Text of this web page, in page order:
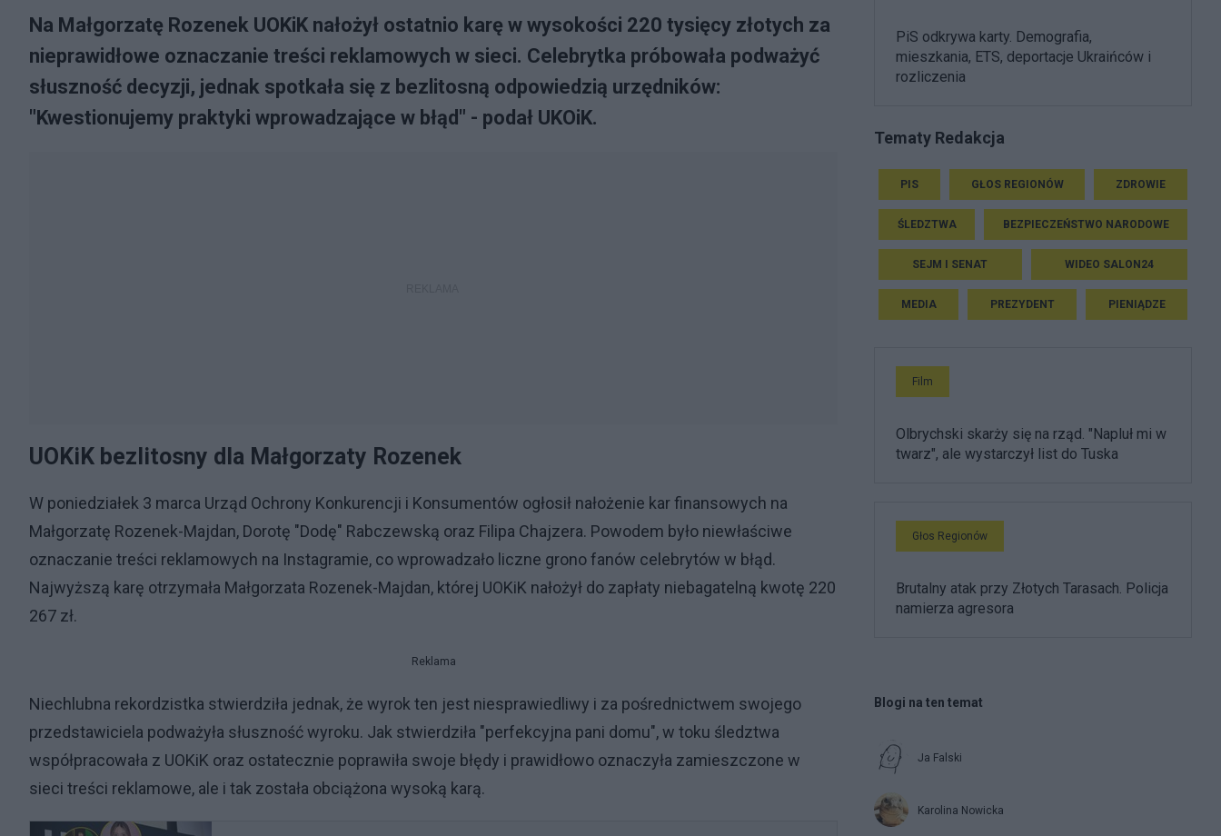
Na Małgorzatę Rozenek UOKiK nałożył ostatnio karę w wysokości 220 tysięcy złotych za
nieprawidłowe oznaczanie treści reklamowych w sieci. Celebrytka próbowała podważyć
słuszność decyzji, jednak spotkała się z bezlitosną odpowiedzią urzędników:
"Kwestionujemy praktyki wprowadzające w błąd" - podał UKOiK.
UOKiK bezlitosny dla Małgorzaty Rozenek
W poniedziałek 3 marca Urząd Ochrony Konkurencji i Konsumentów ogłosił nałożenie kar finansowych na
Małgorzatę Rozenek-Majdan, Dorotę "Dodę" Rabczewską oraz Filipa Chajzera. Powodem było niewłaściwe
oznaczanie treści reklamowych na Instagramie, co wprowadzało liczne grono fanów celebrytów w błąd.
Najwyższą karę otrzymała Małgorzata Rozenek-Majdan, której UOKiK nałożył do zapłaty niebagatelną kwotę 220
267 zł.
Reklama
Niechlubna rekordzistka stwierdziła jednak, że wyrok ten jest niesprawiedliwy i za pośrednictwem swojego
przedstawiciela podważyła słuszność wyroku. Jak stwierdziła "perfekcyjna pani domu", w toku śledztwa
współpracowała z UOKiK oraz ostatecznie poprawiła swoje błędy i prawidłowo oznaczyła zamieszczone w
sieci treści reklamowe, ale i tak została obciążona wysoką karą.
PiS odkrywa karty. Demografia,
mieszkania, ETS, deportacje Ukraińców i
rozliczenia
Tematy Redakcja
PIS GŁOS REGIONÓW ZDROWIE
ŚLEDZTWA BEZPIECZEŃSTWO NARODOWE
SEJM I SENAT WIDEO SALON24
MEDIA PREZYDENT PIENIĄDZE
Film
Olbrychski skarży się na rząd. "Napluł mi w
twarz", ale wystarczył list do Tuska
Głos Regionów
Brutalny atak przy Złotych Tarasach. Policja
namierza agresora
Blogi na ten temat
Ja Falski
Karolina Nowicka